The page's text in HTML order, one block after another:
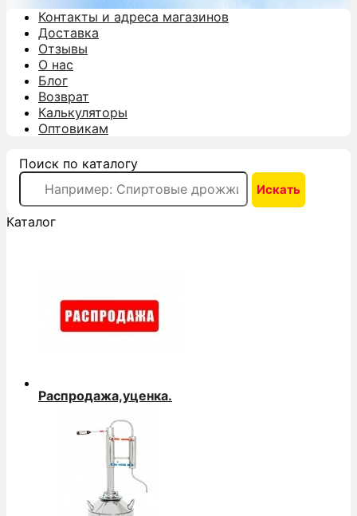
Контакты и адреса магазинов
Доставка
Отзывы
О нас
Блог
Возврат
Калькуляторы
Оптовикам
Поиск по каталогу
Каталог
Распродажа,уценка.